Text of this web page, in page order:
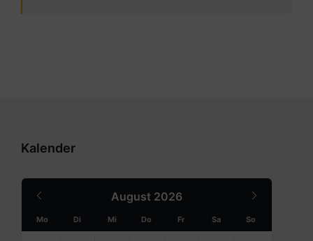
Kalender
August 2026
Month
Mo Di Mi Do Fr Sa So